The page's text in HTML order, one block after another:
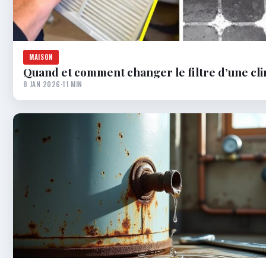
MAISON
Quand et comment changer le filtre d’une
8 JAN 2026·11 MIN